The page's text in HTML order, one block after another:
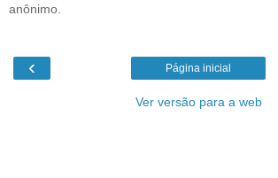
anônimo.
‹ Página inicial
Ver versão para a web